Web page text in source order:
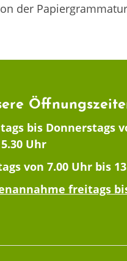
der
bis Donnerstags
Uhr
von 7.00 Uhr bis
freitags